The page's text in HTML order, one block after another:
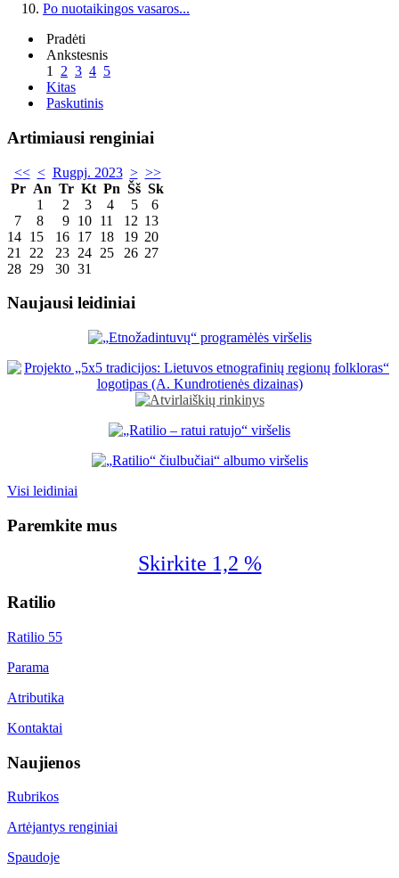
Po nuotaikingos vasaros...
Pradėti
Ankstesnis
1
2 3 4 5
Kitas
Paskutinis
Artimiausi renginiai
<< < Rugpj. 2023 > >>
Pr An Tr Kt Pn Šš Sk
1
2 3 4 5
6
7
8 9 10 11 12 13
14 15 16 17 18 19 20
21
22 23 24 25 26 27
28 29 30 31
Naujausi leidiniai
Visi leidiniai
Paremkite mus
Skirkite 1,2 %
Ratilio
Ratilio 55
Parama
Atributika
Kontaktai
Naujienos
Rubrikos
Artėjantys renginiai
Spaudoje